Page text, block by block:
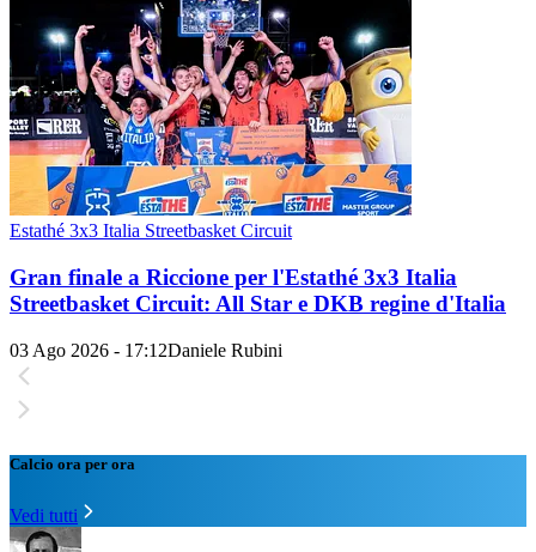
Estathé 3x3 Italia Streetbasket Circuit
Gran finale a Riccione per l'Estathé 3x3 Italia
Streetbasket Circuit: All Star e DKB regine d'Italia
03 Ago 2026 - 17:12Daniele Rubini
Calcio ora per ora
Vedi tutti